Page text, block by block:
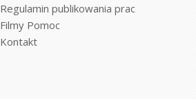
Regulamin publikowania prac
Filmy Pomoc
Kontakt